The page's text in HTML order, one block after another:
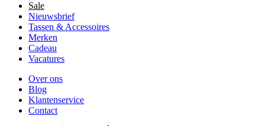
Sale
Nieuwsbrief
Tassen & Accessoires
Merken
Cadeau
Vacatures
Over ons
Blog
Klantenservice
Contact